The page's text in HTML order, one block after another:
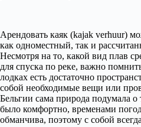
Арендовать каяк (kajak verhuur)
как одноместный, так и
Несмотря на то, какой вид плав
для спуска по реке, важно
лодках есть достаточно
собой необходимые вещи или
Бельгии сама природа подумала
было комфортно, временами
обманчива, поэтому с собой